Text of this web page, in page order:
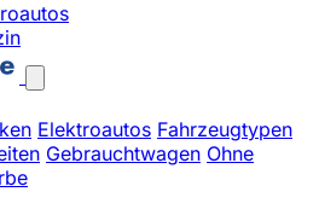
Elektroautos Fahrzeugtypen
Gebrauchtwagen Ohne